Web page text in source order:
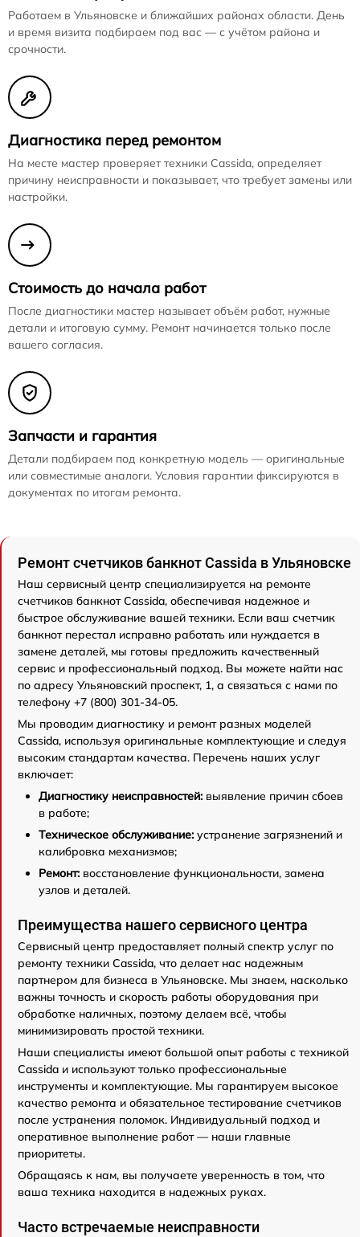
Работаем в Ульяновске и ближайших районах области. День
и время визита подбираем под вас — с учётом района и
срочности.
Диагностика перед ремонтом
На месте мастер проверяет техники Cassida, определяет
причину неисправности и показывает, что требует замены или
настройки.
Стоимость до начала работ
После диагностики мастер называет объём работ, нужные
детали и итоговую сумму. Ремонт начинается только после
вашего согласия.
Запчасти и гарантия
Детали подбираем под конкретную модель — оригинальные
или совместимые аналоги. Условия гарантии фиксируются в
документах по итогам ремонта.
Ремонт счетчиков банкнот Cassida в Ульяновске
Наш сервисный центр специализируется на ремонте
счетчиков банкнот Cassida, обеспечивая надежное и
быстрое обслуживание вашей техники. Если ваш счетчик
банкнот перестал исправно работать или нуждается в
замене деталей, мы готовы предложить качественный
сервис и профессиональный подход. Вы можете найти нас
по адресу Ульяновский проспект, 1, а связаться с нами по
телефону +7 (800) 301-34-05.
Мы проводим диагностику и ремонт разных моделей
Cassida, используя оригинальные комплектующие и следуя
высоким стандартам качества. Перечень наших услуг
включает:
Диагностику неисправностей: выявление причин сбоев
в работе;
Техническое обслуживание: устранение загрязнений и
калибровка механизмов;
Ремонт: восстановление функциональности, замена
узлов и деталей.
Преимущества нашего сервисного центра
Сервисный центр предоставляет полный спектр услуг по
ремонту техники Cassida, что делает нас надежным
партнером для бизнеса в Ульяновске. Мы знаем, насколько
важны точность и скорость работы оборудования при
обработке наличных, поэтому делаем всё, чтобы
минимизировать простой техники.
Наши специалисты имеют большой опыт работы с техникой
Cassida и используют только профессиональные
инструменты и комплектующие. Мы гарантируем высокое
качество ремонта и обязательное тестирование счетчиков
после устранения поломок. Индивидуальный подход и
оперативное выполнение работ — наши главные
приоритеты.
Обращаясь к нам, вы получаете уверенность в том, что
ваша техника находится в надежных руках.
Часто встречаемые неисправности